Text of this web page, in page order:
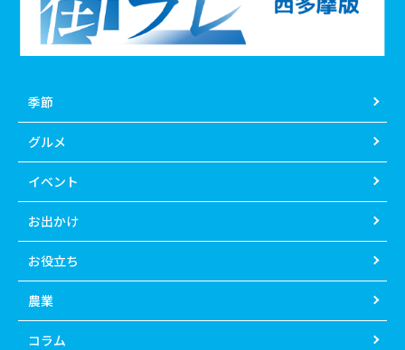
季節
グルメ
イベント
お出かけ
お役立ち
農業
コラム